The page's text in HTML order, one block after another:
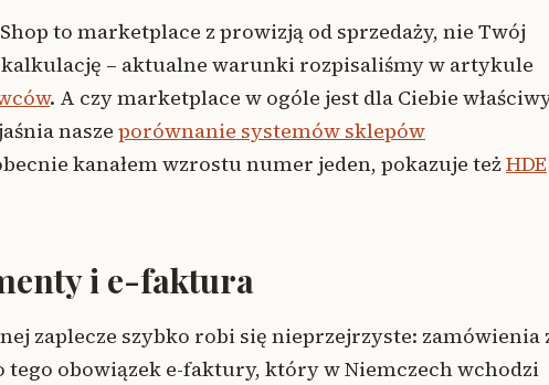
to marketplace z prowizją od sprzedaży, nie Twój
kalkulację – aktualne warunki rozpisaliśmy w artykule
. A czy marketplace w ogóle jest dla Ciebie
naszeporównanie systemów sklepów
kanałem wzrostu numer jeden, pokazuje teżHDE
i e-faktura
zaplecze szybko robi się nieprzejrzyste: zamówienia
obowiązek e-faktury, który w Niemczech wchodzi